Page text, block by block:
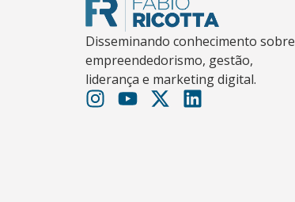
Disseminando conhecimento sobre
empreendedorismo, gestão,
liderança e marketing digital.